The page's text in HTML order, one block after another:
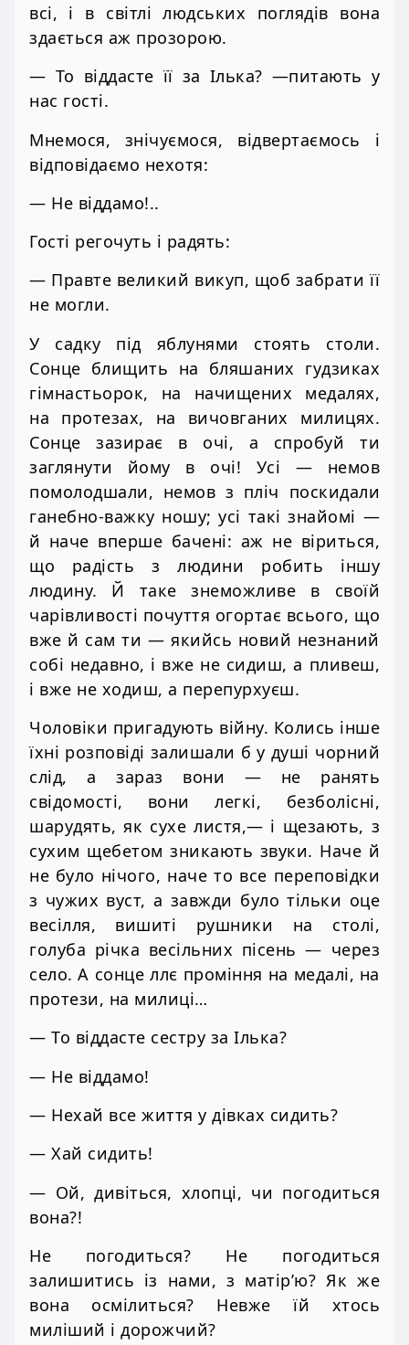
всі, і в світлі людських поглядів вона
здається аж прозорою.
— То віддасте її за Ілька? —питають у
нас гості.
Мнемося, знічуємося, відвертаємось і
відповідаємо нехотя:
— Не віддамо!..
Гості регочуть і радять:
— Правте великий викуп, щоб забрати її
не могли.
У садку під яблунями стоять столи.
Сонце блищить на бляшаних гудзиках
гімнастьорок, на начищених медалях,
на протезах, на вичовганих милицях.
Сонце зазирає в очі, а спробуй ти
заглянути йому в очі! Усі — немов
помолодшали, немов з пліч поскидали
ганебно-важку ношу; усі такі знайомі —
й наче вперше бачені: аж не віриться,
що радість з людини робить іншу
людину. Й таке знеможливе в своїй
чарівливості почуття огортає всього, що
вже й сам ти — якийсь новий незнаний
собі недавно, і вже не сидиш, а пливеш,
і вже не ходиш, а перепурхуєш.
Чоловіки пригадують війну. Колись інше
їхні розповіді залишали б у душі чорний
слід, а зараз вони — не ранять
свідомості, вони легкі, безболісні,
шарудять, як сухе листя,— і щезають, з
сухим щебетом зникають звуки. Наче й
не було нічого, наче то все переповідки
з чужих вуст, а завжди було тільки оце
весілля, вишиті рушники на столі,
голуба річка весільних пісень — через
село. А сонце ллє проміння на медалі, на
протези, на милиці…
— То віддасте сестру за Ілька?
— Не віддамо!
— Нехай все життя у дівках сидить?
— Хай сидить!
— Ой, дивіться, хлопці, чи погодиться
вона?!
Не погодиться? Не погодиться
залишитись із нами, з матір’ю? Як же
вона осмілиться? Невже їй хтось
миліший і дорожчий?